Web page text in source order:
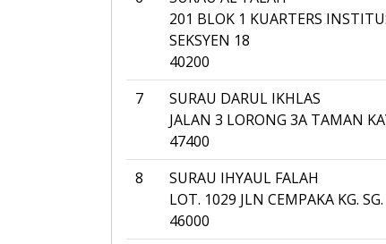
201 BLOK 1 KUARTERS
SEKSYEN 18
40200
7
SURAU DARUL IKHLAS
JALAN 3 LORONG 3A TAMAN
47400
8
SURAU IHYAUL FALAH
LOT. 1029 JLN CEMPAKA KG.
46000